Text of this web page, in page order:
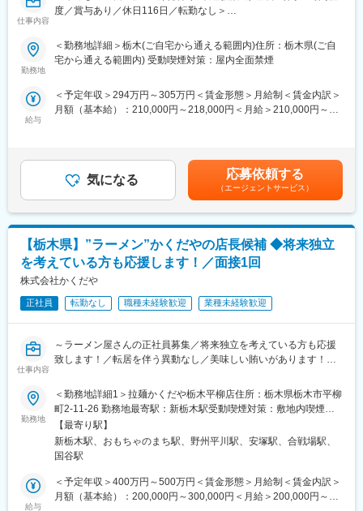
店長にキャリアアップの後、新店の立ち上げや複数店舗管理な
マネージャーを目指すことが可能です。
の機会が豊富です。
キャリアアップの例：
・3年目：チーフマネージャーに抜擢
さらに社内公募に挑戦し、教育研修や商品開発、海外部門など他
部門で活躍することも可能です。
■丸亀製麺の魅力：
・こだわりとぬくもり：ただチェーン店を増やすのではなく、店
舗ごとの「こだわり」を重視し、人でしか提供できない「ぬくも
り」を大切にしています。
・お客様満足を第一に： 店長の評価は【売上/利益2割、お客様満
足8割】。お客様に喜んで頂くことを最優先に考えています。
・店長本来の業務に集中できる環境：報告業務のシステム化やオ
丸亀製麺での店長候補として、あなたのキャリアを大きく広げ、
変更の範囲：会社の定める業務
仕事内容
度／賞与あり／休日116日／転勤なし＞
■業務内容：
深夜限定スタッフとして当社の店舗運営をお任せします。
昼夜間のシフトではありませんが、慣れた後は日中に家族や自分
LTD制度や奨学金代理返還制度など福利厚生も充実しています。
・店舗清掃
・売上管理・発注・在庫管理
・店舗運営に関する事務業務 など
■業務の特徴：
深夜はお客様が少ないため、仕込みが中心になります。
調理は工場でカットされた食材で行うため、包丁も使いません。
全店警備会社連携のカメラが設置されており、防犯面も安心で
す。
様々な研修制度が充実しています。習熟度に合わせてサポートし
ていくため、スピーディーかつ着実にスキルアップできる環境で
また、最短半年で店長代理へと昇格できるチャンスや、深夜コー
スから通常勤務コースに切り替えて、店長を目指していくことも
可能です。
■当ポジションの魅力：
◎当社には店舗従業員を大切にする社風があり、店舗社員の給与
ベースを高く設定しています。また、出店拡大計画の中、店舗経
営として結果を残した分、昇格のチャンスや給与の跳ね返りが大
勤務地
＜勤務地詳細＞栃木(ご自宅から通える範囲内)住所：栃木県(ご自
宅から通える範囲内) 受動喫煙対策：屋内全面禁煙
給与
＜予定年収＞294万円～305万円＜賃金形態＞月給制＜賃金内訳＞
月額（基本給）：210,000円～218,000円＜月給＞210,000円～
年目スタッフ 年収405万円（月給23万円＋その他手当＋賞与2.0
ヶ月）賃金はあくまでも目安の金額であり、選考を通じて上下す
る可能性があります。月給(月額)は固定手当を含めた表記です。
気になる 応募依頼する
（エージェントサービス）
【栃木県】”ラーメン”かくだやの店長候補 ◆将来独立
を考えている方も応援します！／面接1回
株式会社かくだや
正社員 転勤なし 職種未経験歓迎 業種未経験歓迎
仕事内容
～ラーメン屋さんの正社員募集／将来独立を考えている方も応援
致します！／転居を伴う異動なし／美味しい賄いがあります！／
■職務概要：
拉麺かくだや（ラーメン）の飲食スタッフとして業務をお任せい
たします。
※配属先は拉拉かくだやおもちゃのまち店もしくは拉麺かくだや栃
木平柳店になります。
■職務詳細：
・商品の調理
勤務地
＜勤務地詳細1＞拉麺かくだや栃木平柳店住所：栃木県栃木市平柳
町2-11-26 勤務地最寄駅：新栃木駅受動喫煙対策：敷地内喫煙可
能場所あり＜勤務地詳細2＞拉拉かくだやおもちゃのまち店住所：
栃木県下都賀郡壬生町緑町3-1-11 受動喫煙対策：敷地内喫煙可能
場所あり変更の範囲：会社の定める事業所
【最寄り駅】
新栃木駅、おもちゃのまち駅、野州平川駅、安塚駅、合戦場駅、
国谷駅
給与
＜予定年収＞400万円～500万円＜賃金形態＞月給制＜賃金内訳＞
月額（基本給）：200,000円～300,000円＜月給＞200,000円～